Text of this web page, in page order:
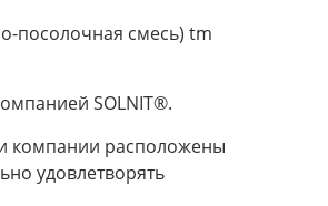
посолочная смесь) tm
SOLNIT®.
компании расположены
удовлетворять